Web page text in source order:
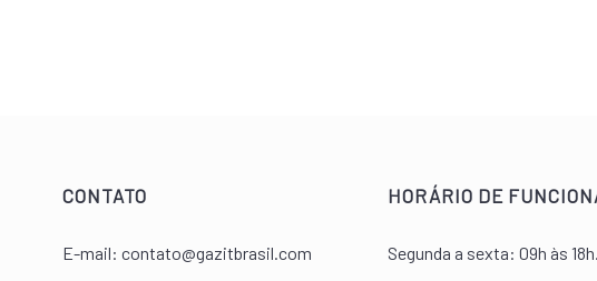
CONTATO
E-mail: contato@gazitbrasil.com
HORÁRIO DE
Segunda a sexta: 09h às 18h.